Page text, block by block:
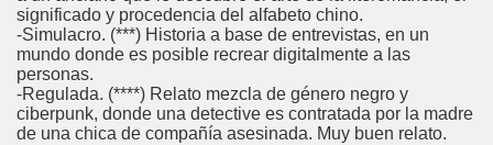
significado y procedencia del alfabeto chino.
-Simulacro. (***) Historia a base de entrevistas, en un
mundo donde es posible recrear digitalmente a las
personas.
-Regulada. (****) Relato mezcla de género negro y
ciberpunk, donde una detective es contratada por la madre
de una chica de compañía asesinada. Muy buen relato.